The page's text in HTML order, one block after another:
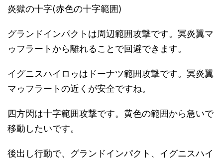
炎獄の十字(赤色の十字範囲)
グランドインパクトは周辺範囲攻撃です。冥炎翼マ
ゥフラートから離れることで回避できます。
イグニスハイロゥはドーナツ範囲攻撃です。冥炎翼
マゥフラートの近くが安全ですね。
四方閃は十字範囲攻撃です。黄色の範囲から急いで
移動したいです。
後出し行動で、グランドインパクト、イグニスハイ